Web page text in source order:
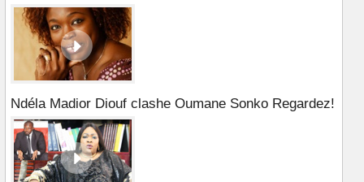
Ndéla Madior Diouf clashe Oumane Sonko Regardez!